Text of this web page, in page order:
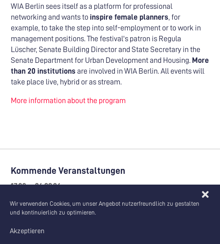
Wir verwenden Cookies, um unser Angebot nutzerfreundlich zu gestalten
und kontinuierlich zu optimieren.
Akzeptieren
WIA Berlin sees itself as a platform for professional
networking and wants to inspire female planners, for
example, to take the step into self-employment or to work in
management positions. The festival's patron is Regula
Lüscher, Senate Building Director and State Secretary in the
Senate Department for Urban Development and Housing. More
than 20 institutions are involved in WIA Berlin. All events will
take place live, hybrid or as stream.
More information about the program
Kommende Veranstaltungen
17.08. – 04.09.26
Sommerakademie zum SEZ Berlin